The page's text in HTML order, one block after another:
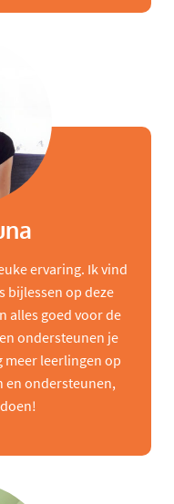
ervaring. Ik vind
bijlessen op deze
alles goed voor de
ondersteunen je
meer leerlingen op
en ondersteunen,